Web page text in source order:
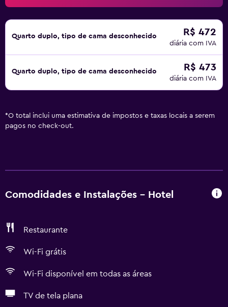
Quarto duplo, tipo de cama desconhecido R$ 472
diária com IVA
Quarto duplo, tipo de cama desconhecido R$ 473
diária com IVA
*O total inclui uma estimativa de impostos e taxas locais a serem
pagos no check-out.
Comodidades e Instalações - Hotel
Restaurante
Wi-Fi grátis
Wi-Fi disponível em todas as áreas
TV de tela plana